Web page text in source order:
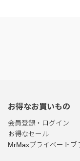
お得なお買いもの
会員登録・ログイン
お得なセール
MrMaxプライベートブ